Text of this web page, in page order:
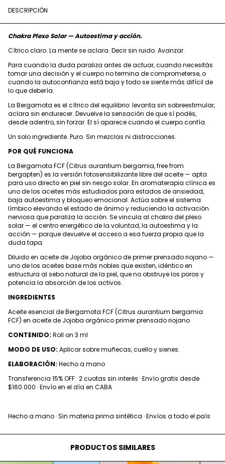
DESCRIPCIÓN
Chakra Plexo Solar — Autoestima y acción.
Cítrico claro. La mente se aclara. Decir sin ruido. Avanzar.
Para cuando la duda paraliza antes de actuar, cuando necesitás
tomar una decisión y el cuerpo no termina de comprometerse, o
cuando la autoconfianza está baja y todo se siente más difícil de
lo que debería.
La Bergamota es el cítrico del equilibrio: levanta sin sobreestimular,
aclara sin endurecer. Devuelve la sensación de que sí podés,
desde adentro, sin forzar. El sí aparece cuando el cuerpo confía.
Un solo ingrediente. Puro. Sin mezclas ni distracciones.
POR QUÉ FUNCIONA
La Bergamota FCF (Citrus aurantium bergamia, free from
bergapten) es la versión fotosensibilizante libre del aceite — apta
para uso directo en piel sin riesgo solar. En aromaterapia clínica es
uno de los aceites más estudiados para estados de ansiedad,
baja autoestima y bloqueo emocional. Actúa sobre el sistema
límbico elevando el estado de ánimo y reduciendo la activación
nerviosa que paraliza la acción. Se vincula al chakra del plexo
solar — el centro energético de la voluntad, la autoestima y la
acción — porque devuelve el acceso a esa fuerza propia que la
duda tapa.
Diluido en aceite de Jojoba orgánico de primer prensado riojano —
uno de los aceites base más nobles que existen, idéntico en
estructura al sebo natural de la piel, que no obstruye los poros y
potencia la absorción de los activos.
INGREDIENTES
Aceite esencial de Bergamota FCF (Citrus aurantium bergamia
FCF) en aceite de Jojoba orgánico primer prensado riojano
CONTENIDO: Roll on 3 ml
MODO DE USO: Aplicar sobre muñecas, cuello y sienes.
ELABORACIÓN: Hecho a mano
Transferencia 15% OFF · 2 cuotas sin interés · Envío gratis desde
$160.000 · Envío en el día en CABA
Hecho a mano · Sin materia prima sintética · Envíos a todo el país
PRODUCTOS SIMILARES